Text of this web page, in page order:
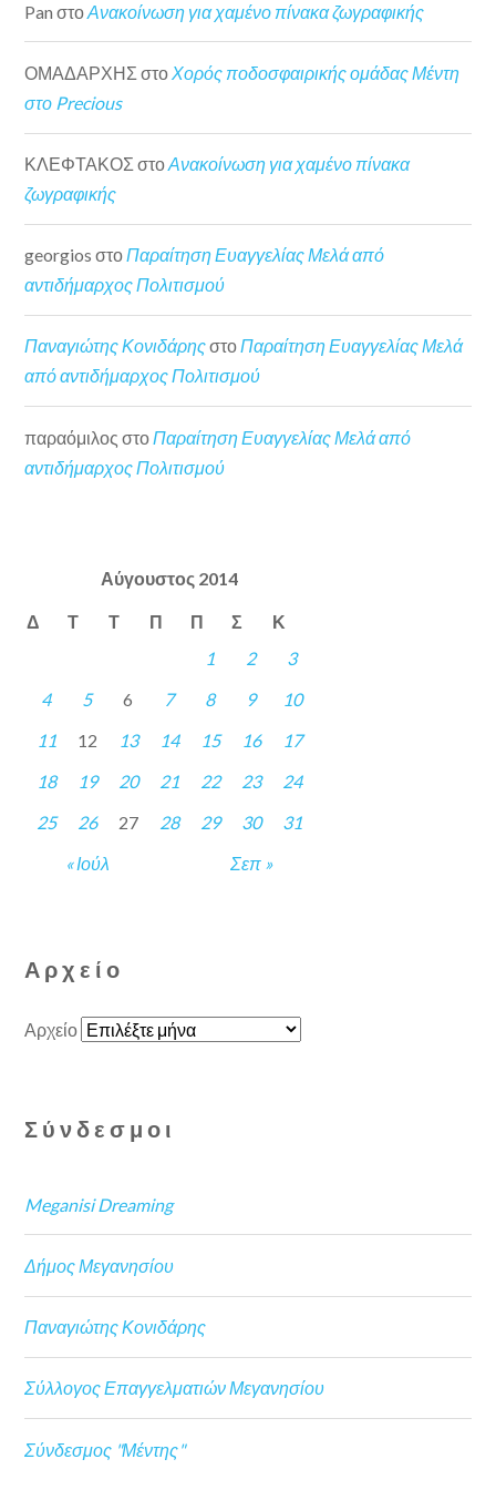
Pan στοΑνακοίνωση για χαμένο πίνακα ζωγραφικής
ΟΜΑΔΑΡΧΗΣ στοΧορός ποδοσφαιρικής ομάδας Μέντη
στο Precious
ΚΛΕΦΤΑΚΟΣ στοΑνακοίνωση για χαμένο πίνακα
ζωγραφικής
georgios στοΠαραίτηση Ευαγγελίας Μελά από
αντιδήμαρχος Πολιτισμού
Παναγιώτης ΚονιδάρηςστοΠαραίτηση Ευαγγελίας Μελά
από αντιδήμαρχος Πολιτισμού
παραόμιλος στο Παραίτηση Ευαγγελίας Μελά από
αντιδήμαρχος Πολιτισμού
Αύγουστος 2014
Δ Τ Τ Π Π Σ Κ
« Ιούλ Σεπ »
1 2
3
4
5 6 7 8 9
10
11
12 13 14 15 16
17
18
19 20 21 22 23
24
25
26 27 28 29 30 31
Αρχείο
Αρχείο
Σύνδεσμοι
Meganisi Dreaming
Δήμος Μεγανησίου
Παναγιώτης Κονιδάρης
Σύλλογος Επαγγελματιών Μεγανησίου
Σύνδεσμος "Μέντης"